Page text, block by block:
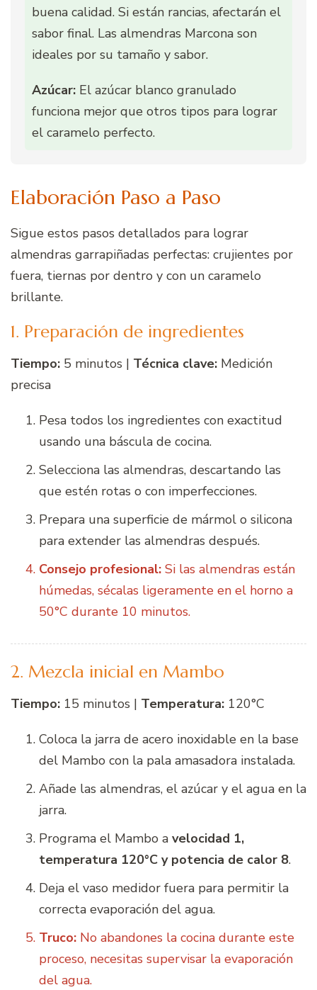
buena calidad. Si están rancias, afectarán el
sabor final. Las almendras Marcona son
ideales por su tamaño y sabor.
Azúcar: El azúcar blanco granulado
funciona mejor que otros tipos para lograr
el caramelo perfecto.
Elaboración Paso a Paso
Sigue estos pasos detallados para lograr
almendras garrapiñadas perfectas: crujientes por
fuera, tiernas por dentro y con un caramelo
brillante.
1. Preparación de ingredientes
Tiempo: 5 minutos | Técnica clave: Medición
precisa
Pesa todos los ingredientes con exactitud
usando una báscula de cocina.
Selecciona las almendras, descartando las
que estén rotas o con imperfecciones.
Prepara una superficie de mármol o silicona
para extender las almendras después.
Consejo profesional: Si las almendras están
húmedas, sécalas ligeramente en el horno a
50°C durante 10 minutos.
2. Mezcla inicial en Mambo
Tiempo: 15 minutos | Temperatura: 120°C
Coloca la jarra de acero inoxidable en la base
del Mambo con la pala amasadora instalada.
Añade las almendras, el azúcar y el agua en la
jarra.
Programa el Mambo a velocidad 1,
temperatura 120°C y potencia de calor 8.
Deja el vaso medidor fuera para permitir la
correcta evaporación del agua.
Truco: No abandones la cocina durante este
proceso, necesitas supervisar la evaporación
del agua.